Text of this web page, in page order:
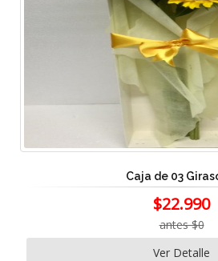
Caja de 03
$22.990
antes $0
Ver Detalle